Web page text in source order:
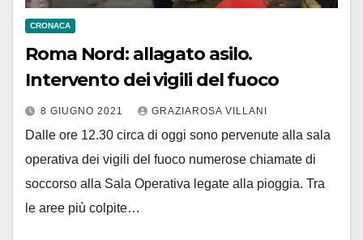
CRONACA
Roma Nord: allagato asilo.
Intervento dei vigili del fuoco
8 GIUGNO 2021 GRAZIAROSA VILLANI
Dalle ore 12.30 circa di oggi sono pervenute alla sala
operativa dei vigili del fuoco numerose chiamate di
soccorso alla Sala Operativa legate alla pioggia. Tra
le aree più colpite…